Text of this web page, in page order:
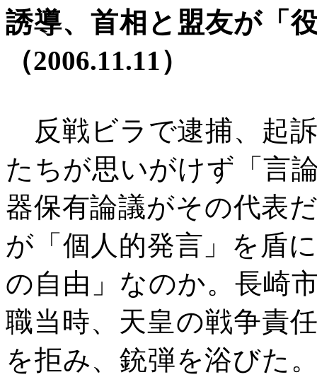
誘導、首相と盟友が「
（2006.11.11）
反戦ビラで逮捕、起
たちが思いがけず「言
器保有論議がその代表
が「個人的発言」を盾
の自由」なのか。長崎
職当時、天皇の戦争責
を拒み、銃弾を浴びた